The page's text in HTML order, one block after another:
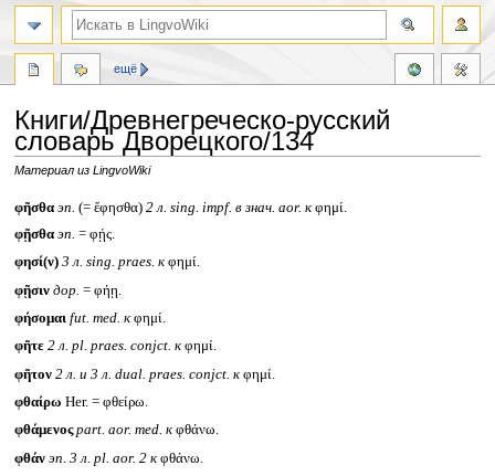
Книги/Древнегреческо-русский
словарь Дворецкого/134
Материал из LingvoWiki
Перейти
Перейти
φῆσθα эп. (= ἔφησθα)2 л. sing. impf. в знач. aor. кφημί.
φῇσθα эп. = φῄς.
φησί(ν) 3 л. sing. praes. кφημί.
φῇσιν дор. = φήῃ.
φήσομαι fut. med. кφημί.
φῆτε 2 л. pl. praes. conjct. кφημί.
φῆτον 2 л. и 3 л. dual. praes. conjct. кφημί.
φθαίρω Her. = φθείρω.
φθάμενος part. aor. med. кφθάνω.
φθάν эп. 3 л. pl. aor. 2 кφθάνω.
ещё